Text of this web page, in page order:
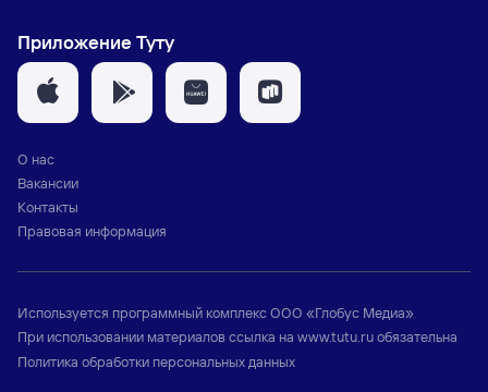
Приложение Туту
О нас
Вакансии
Контакты
Правовая информация
Используется программный комплексООО «Глобус Медиа»
При использовании материалов ссылка на www.tutu.ruобязательна
Политика обработки персональных данных